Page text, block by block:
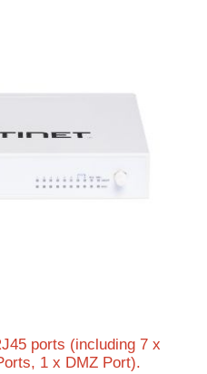
ports (including 7 x
1 x DMZ Port).